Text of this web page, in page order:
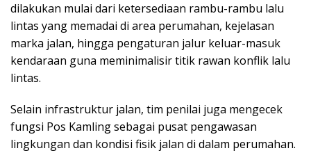
dilakukan mulai dari ketersediaan rambu-rambu lalu
lintas yang memadai di area perumahan, kejelasan
marka jalan, hingga pengaturan jalur keluar-masuk
kendaraan guna meminimalisir titik rawan konflik lalu
lintas.
Selain infrastruktur jalan, tim penilai juga mengecek
fungsi Pos Kamling sebagai pusat pengawasan
lingkungan dan kondisi fisik jalan di dalam perumahan.